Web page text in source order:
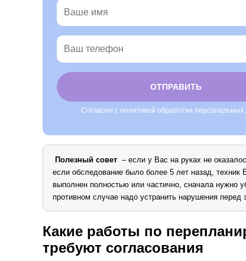
Согласен с политикой обработки
Полезный совет – если у Вас на руках не
если обследование было более 5 лет назад,
выполнен полностью или частично, сначала нужно
противном случае надо устранить нарушения
Какие работы по
требуют согласования